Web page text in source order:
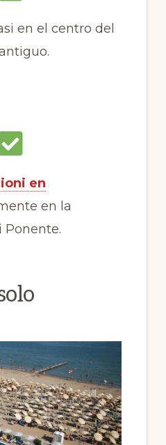
en el centro del
en
en la
Ponente.